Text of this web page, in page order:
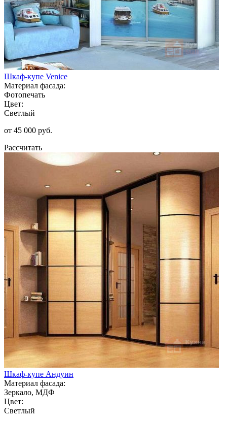
Шкаф-купе Venice
Материал фасада:
Фотопечать
Цвет:
Светлый
от 45 000 руб.
Рассчитать
Шкаф-купе Андуин
Материал фасада:
Зеркало, МДФ
Цвет:
Светлый